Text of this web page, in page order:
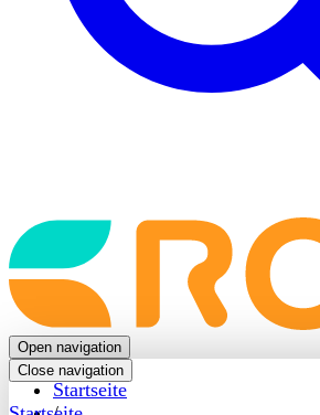
Back
to
frontpage
Open navigation
Close navigation
Startseite